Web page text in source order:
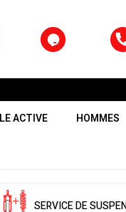
ACTIVE HOMMES
SERVICE DE